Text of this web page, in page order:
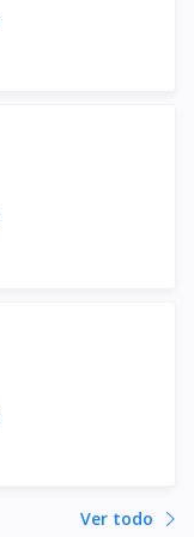
Ver todo